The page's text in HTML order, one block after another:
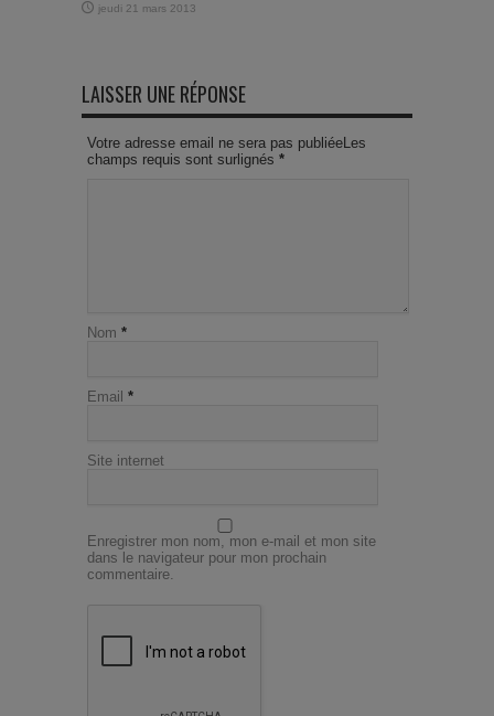
jeudi 21 mars 2013
LAISSER UNE RÉPONSE
Votre adresse email ne sera pas publiéeLes
champs requis sont surlignés *
Nom *
Email *
Site internet
Enregistrer mon nom, mon e-mail et mon site
dans le navigateur pour mon prochain
commentaire.